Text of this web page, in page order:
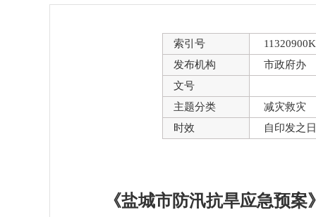
索引号
发布机构
市政府办
文号
主题分类
减灾救灾
时效
自印发之
《盐城市防汛抗旱应急预